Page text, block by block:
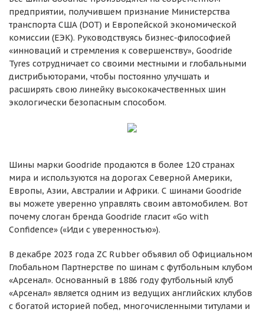
предприятии, получившем признание Министерства
транспорта США (DOT) и Европейской экономической
комиссии (ЕЭК). Руководствуясь бизнес-философией
«инноваций и стремления к совершенству», Goodride
Tyres сотрудничает со своими местными и глобальными
дистрибьюторами, чтобы постоянно улучшать и
расширять свою линейку высококачественных шин
экологически безопасным способом.
Шины марки Goodride продаются в более 120 странах
мира и используются на дорогах Северной Америки,
Европы, Азии, Австралии и Африки. С шинами Goodride
вы можете уверенно управлять своим автомобилем. Вот
почему слоган бренда Goodride гласит «Go with
Confidence» («Иди с уверенностью»).
В декабре 2023 года ZC Rubber объявил об Официальном
Глобальном Партнерстве по шинам с футбольным клубом
«Арсенал». Основанный в 1886 году футбольный клуб
«Арсенал» является одним из ведущих английских клубов
с богатой историей побед, многочисленными титулами и